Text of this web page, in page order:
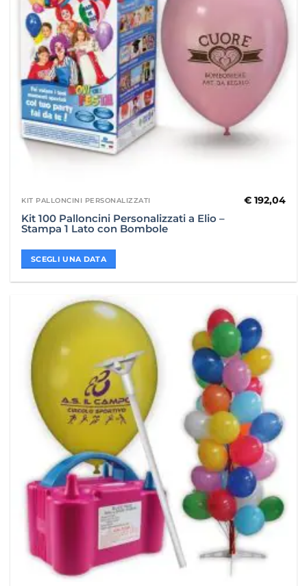
KIT PALLONCINI PERSONALIZZATI
Kit 100 Palloncini Personalizzati a Elio –
Stampa 1 Lato con Bombole
€192,04
SCEGLI UNA DATA